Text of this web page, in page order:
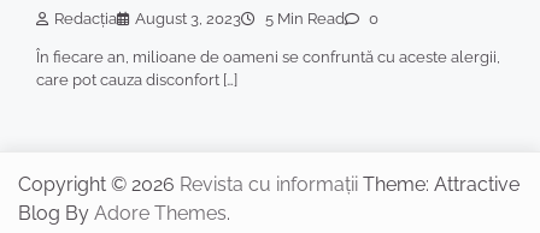
Redacția August 3, 2023 5 Min Read 0
În fiecare an, milioane de oameni se confruntă cu aceste alergii,
care pot cauza disconfort […]
Copyright © 2026 Revista cu informații Theme: Attractive
Blog By Adore Themes.